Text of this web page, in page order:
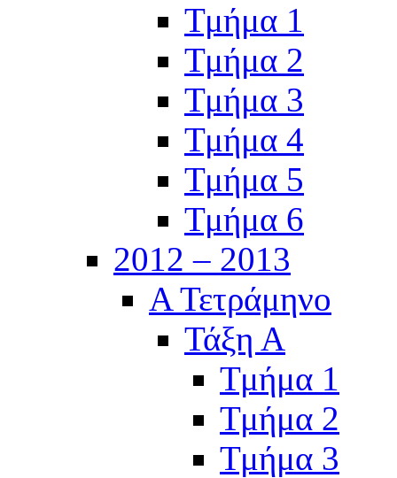
Τμήμα 1
Τμήμα 2
Τμήμα 3
Τμήμα 4
Τμήμα 5
Τμήμα 6
2012 – 2013
Α Τετράμηνο
Τάξη Α
Τμήμα 1
Τμήμα 2
Τμήμα 3